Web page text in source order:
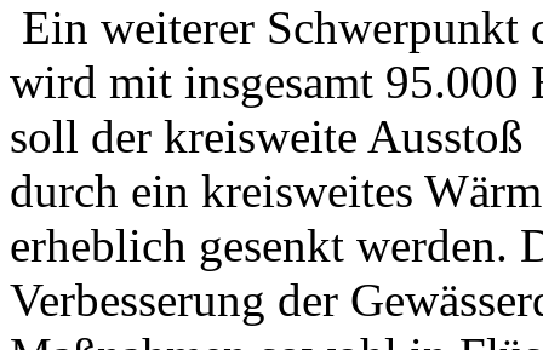
Ein weiterer Schwerpunkt
wird mit insgesamt 95.000
soll der kreisweite
durch ein kreisweites
erheblich gesenkt werden.
Verbesserung der